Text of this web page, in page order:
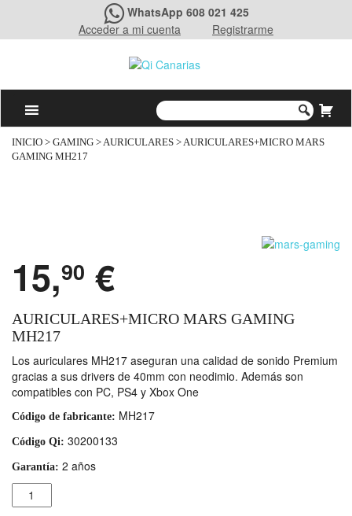
WhatsApp 608 021 425
Acceder a mi cuenta
Registrarme
INICIO > GAMING >AURICULARES > AURICULARES+MICRO MARS
GAMING MH217
15,90 €
AURICULARES+MICRO MARS GAMING
MH217
Los auriculares MH217 aseguran una calidad de sonido Premium
gracias a sus drivers de 40mm con neodimio. Además son
compatibles con PC, PS4 y Xbox One
Código de fabricante: MH217
Código Qi: 30200133
Garantía: 2 años
Cantidad